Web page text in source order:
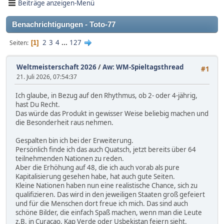
Beiträge anzeigen-Menü
Benachrichtigungen - Toto-77
Seiten 1 2 3 4 ... 127
#1
Weltmeisterschaft 2026/Aw: WM-Spieltagsthread
21. Juli 2026, 07:54:37
Ich glaube, in Bezug auf den Rhythmus, ob 2- oder 4-jährig,
hast Du Recht.
Das würde das Produkt in gewisser Weise beliebig machen und
die Besonderheit raus nehmen.
Gespalten bin ich bei der Erweiterung.
Persönlich finde ich das auch Quatsch, jetzt bereits über 64
teilnehmenden Nationen zu reden.
Aber die Erhöhung auf 48, die ich auch vorab als pure
Kapitalisierung gesehen habe, hat auch gute Seiten.
Kleine Nationen haben nun eine realistische Chance, sich zu
qualifizieren. Das wird in den jeweiligen Staaten groß gefeiert
und für die Menschen dort freue ich mich. Das sind auch
schöne Bilder, die einfach Spaß machen, wenn man die Leute
z.B. in Curacao, Kap Verde oder Usbekistan feiern sieht.